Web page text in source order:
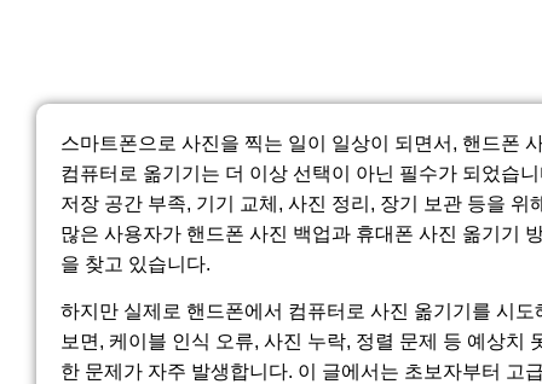
스마트폰으로 사진을 찍는 일이 일상이 되면서, 핸드폰
컴퓨터로 옮기기는 더 이상 선택이 아닌 필수가 되었습
저장 공간 부족, 기기 교체, 사진 정리, 장기 보관 등을 위
많은 사용자가 핸드폰 사진 백업과 휴대폰 사진 옮기기
을 찾고 있습니다.
하지만 실제로 핸드폰에서 컴퓨터로 사진 옮기기를 시도
보면, 케이블 인식 오류, 사진 누락, 정렬 문제 등 예상치
한 문제가 자주 발생합니다. 이 글에서는 초보자부터 고